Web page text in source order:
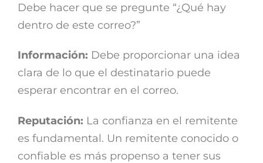
Debe hacer que se pregunte “¿Qué hay
dentro de este correo?”
Información: Debe proporcionar una idea
clara de lo que el destinatario puede
esperar encontrar en el correo.
Reputación: La confianza en el remitente
es fundamental. Un remitente conocido o
confiable es más propenso a tener sus